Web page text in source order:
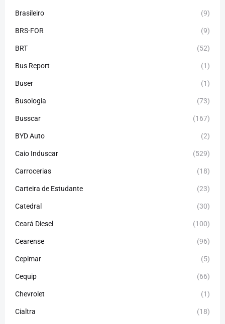
Brasileiro (9)
BRS-FOR (9)
BRT (52)
Bus Report (1)
Buser (1)
Busologia (73)
Busscar (167)
BYD Auto (2)
Caio Induscar (529)
Carrocerias (18)
Carteira de Estudante (23)
Catedral (30)
Ceará Diesel (100)
Cearense (96)
Cepimar (5)
Cequip (66)
Chevrolet (1)
Cialtra (18)